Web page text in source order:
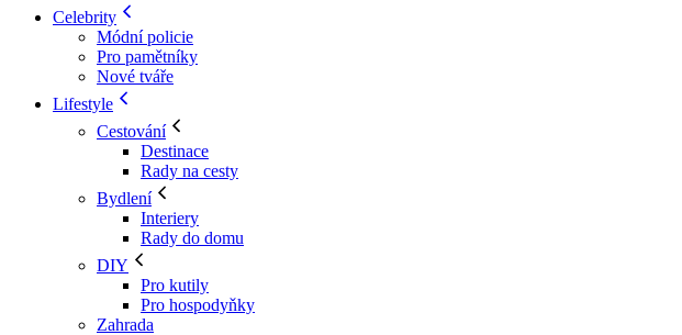
Celebrity
Módní policie
Pro pamětníky
Nové tváře
Lifestyle
Cestování
Destinace
Rady na cesty
Bydlení
Interiery
Rady do domu
DIY
Pro kutily
Pro hospodyňky
Zahrada